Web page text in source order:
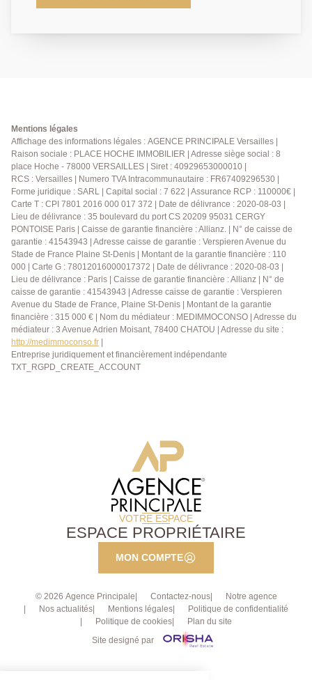
entre les 3 gares, magnifique maison contemporaine
parking en option à proximité. Un bien exceptionnel
pour son emplacement et la qualité de ses prestations
.A visiter rapidement!
Mentions légales
Affichage des informations légales : AGENCE PRINCIPALE Versailles |
Raison sociale : PLACE HOCHE IMMOBILIER | Adresse siège social : 8
place Hoche - 78000 VERSAILLES | Siret : 40929653000010 |
RCS : Versailles | Numero TVA Intracommunautaire : FR67409296530 |
Forme juridique : SARL | Capital social : 7 622 | Assurance RCP : 110000€ |
Carte T : CPI 7801 2016 000 017 372 | Date de délivrance : 2020-08-03 |
Lieu de délivrance : 35 boulevard du port CS 20209 95031 CERGY
PONTOISE Paris | Caisse de garantie financière : Allianz. | N° de caisse de
garantie : 41543943 | Adresse caisse de garantie : Verspieren Avenue du
Stade de France Plaine St-Denis | Montant de la garantie financière : 110
000 | Carte G : 78012016000017372 | Date de délivrance : 2020-08-03 |
Lieu de délivrance : Paris | Caisse de garantie financière : Allianz | N° de
caisse de garantie : 41543943 | Adresse caisse de garantie : Verspieren
Avenue du Stade de France, Plaine St-Denis | Montant de la garantie
financière : 315 000 € | Nom du médiateur : MEDIMMOCONSO | Adresse du
médiateur : 3 Avenue Adrien Moisant, 78400 CHATOU | Adresse du site :
http://medimmoconso.fr |
Entreprise juridiquement et financièrement indépendante
TXT_RGPD_CREATE_ACCOUNT
VOTRE ESPACE
ESPACE PROPRIÉTAIRE
MON COMPTE
© 2026 Agence Principale Contactez-nous
Notre agence
Nos actualités
Mentions légales
Politique de confidentialité
Politique de cookies
Plan du site
Site designé par